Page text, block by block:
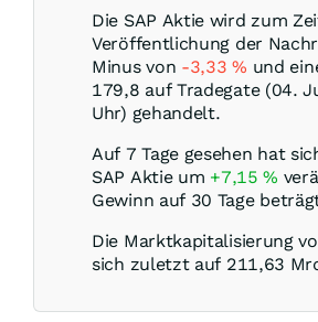
Die SAP Aktie wird zum
Veröffentlichung der
Minus von -3,33% und
179,8 auf Tradegate (04.
Uhr) gehandelt.
Auf 7 Tage gesehen hat
SAP Aktie um +7,15%
Gewinn auf 30 Tage
Die Marktkapitalisierung
sich zuletzt auf 211,63